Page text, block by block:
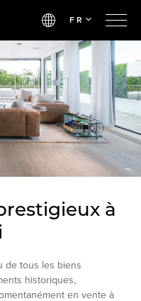
FR
à
de tous les biens
historiques,
en vente à